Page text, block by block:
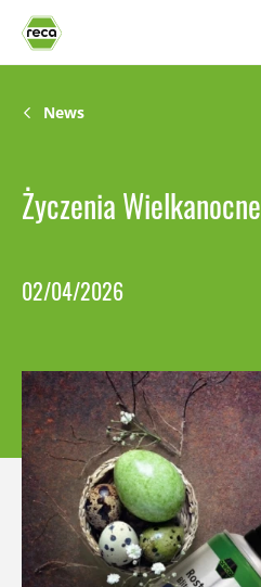
News
Życzenia Wielkanocne
02/04/2026